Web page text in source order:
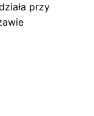
przy